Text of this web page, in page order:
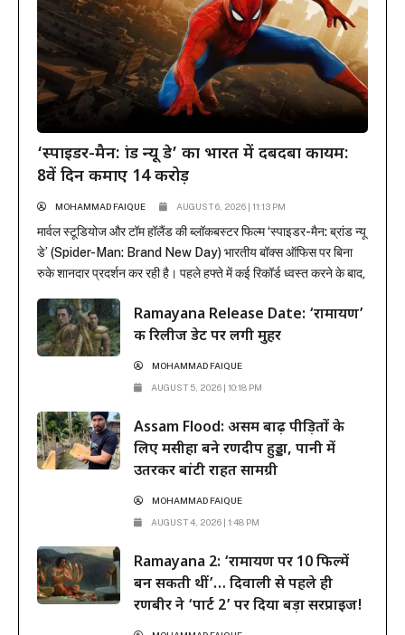
‘स्पाइडर-मैन: ब्रांड न्यू डे’ का भारत में दबदबा कायम:
8वें दिन कमाए 14 करोड़
MOHAMMAD FAIQUE AUGUST 6, 2026 | 11:13 PM
मार्वल स्टूडियोज और टॉम हॉलैंड की ब्लॉकबस्टर फिल्म ‘स्पाइडर-मैन: ब्रांड न्यू
डे’ (Spider-Man: Brand New Day) भारतीय बॉक्स ऑफिस पर बिना
रुके शानदार प्रदर्शन कर रही है। पहले हफ्ते में कई रिकॉर्ड ध्वस्त करने के बाद,
बनाए रखी है। रिलीज के...Ramayana Release Date: ‘रामायण’
की रिलीज डेट पर लगी मुहर
MOHAMMAD FAIQUE
AUGUST 5, 2026 | 10:18 PM
Assam Flood: असम बाढ़ पीड़ितों के
लिए मसीहा बने रणदीप हुड्डा, पानी में
उतरकर बांटी राहत सामग्री
MOHAMMAD FAIQUE
AUGUST 4, 2026 | 1:48 PM
Ramayana 2: ‘रामायण पर 10 फिल्में
बन सकती थीं’… दिवाली से पहले ही
रणबीर ने ‘पार्ट 2’ पर दिया बड़ा सरप्राइज!